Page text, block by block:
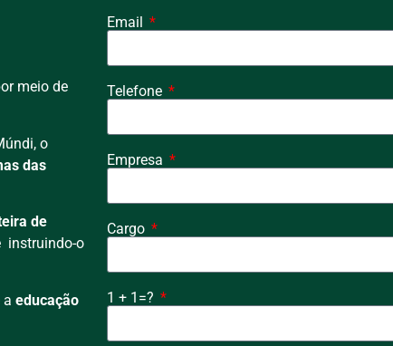
meio de
o
das
de
instruindo-o
a educação
Email
Telefone
Empresa
Cargo
1 + 1=?